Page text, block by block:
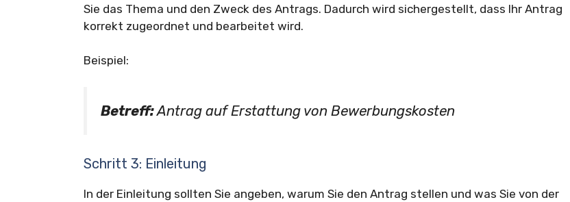
Sie das Thema und den Zweck des Antrags. Dadurch wird sichergestellt, dass Ihr Antrag
korrekt zugeordnet und bearbeitet wird.
Beispiel:
Betreff:Antrag auf Erstattung von Bewerbungskosten
Schritt 3: Einleitung
In der Einleitung sollten Sie angeben, warum Sie den Antrag stellen und was Sie von der